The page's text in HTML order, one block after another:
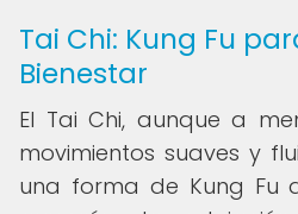
Tai Chi: Kung Fu
Bienestar
El Tai Chi, aunque a
movimientos suaves y
una forma de Kung Fu